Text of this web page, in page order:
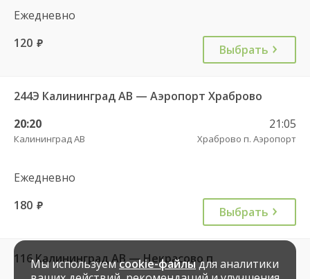
Ежедневно
120 руб. Выбрать
244Э Калининград АВ — Аэропорт Храброво
20:20
Калининград АВ
21:05
Храброво п. Аэропорт
Ежедневно
180 руб. Выбрать
116 Калининград АВ — Некрасово п.
Мы используемcookie-файлыдля аналитики